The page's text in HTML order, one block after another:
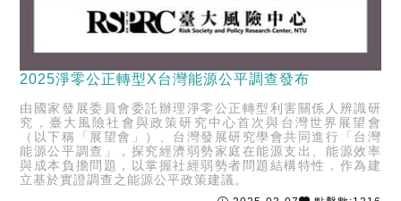
2025淨零公正轉型X台灣能源公平調查發布
由國家發展委員會委託辦理淨零公正轉型利害關係人辨識研
究，臺大風險社會與政策研究中心首次與台灣世界展望會
（以下稱「展望會」）、台灣發展研究學會共同進行「台灣
能源公平調查」，探究經濟弱勢家庭在能源支出、能源效率
與成本負擔問題，以掌握社經弱勢者問題結構特性，作為建
立基於實證調查之能源公平政策建議。